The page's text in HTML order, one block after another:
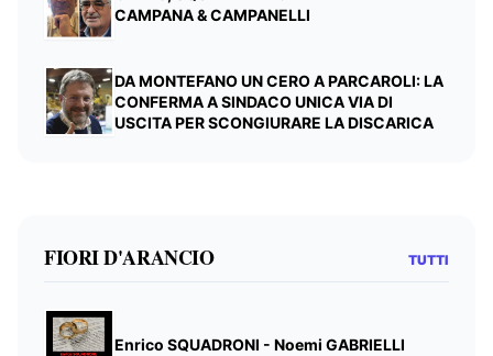
CAMPANA & CAMPANELLI
DA MONTEFANO UN CERO A PARCAROLI: LA
CONFERMA A SINDACO UNICA VIA DI
USCITA PER SCONGIURARE LA DISCARICA
FIORI D'ARANCIO TUTTI
Enrico SQUADRONI - Noemi GABRIELLI